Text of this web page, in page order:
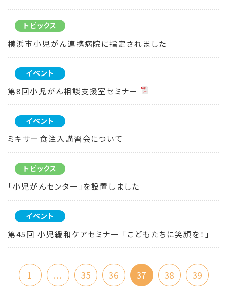
トピックス
横浜市小児がん連携病院に指定されました
イベント
第8回小児がん相談支援室セミナー
イベント
ミキサー食注入講習会について
トピックス
「小児がんセンター」を設置しました
イベント
第45回 小児緩和ケアセミナー 「こどもたちに笑顔を！」
1 ... 35 36 37 38 39